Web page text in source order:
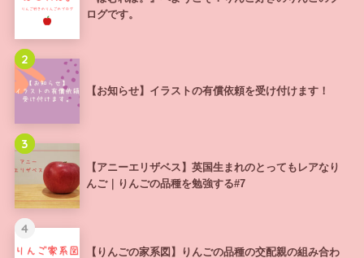
ログです。
2
【お知らせ】イラストの有償依頼を受け付けます！
3
【アニーエリザベス】英国生まれのとってもレアなり
んご｜りんごの品種を勉強する#7
4
【りんごの家系図】りんごの品種の交配親の組み合わ